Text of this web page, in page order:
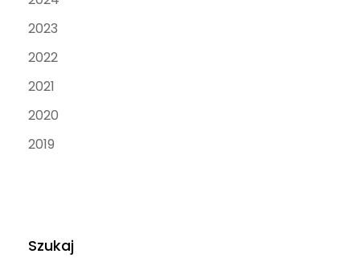
2023
2022
2021
2020
2019
Szukaj